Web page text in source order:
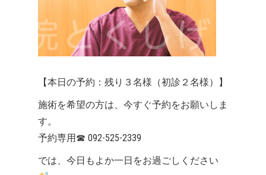
【本日の予約：残り３名様（初診２名様）】
施術を希望の方は、今すぐ予約をお願いしま
す。
予約専用 ☎ 092-525-2339
では、今日もよか一日をお過ごしください